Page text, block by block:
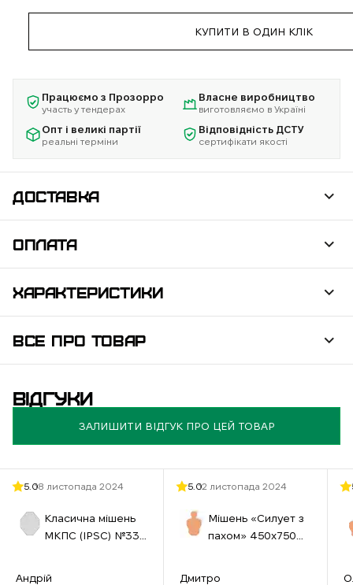
Працюємо з Прозорро
участь у тендерах
Власне виробництво
виготовляємо в Україні
Опт і великі партії
реальні терміни
Відповідність ДСТУ
сертифікати якості
ДОСТАВКА
ОПЛАТА
ХАРАКТЕРИСТИКИ
ВСЕ ПРО ТОВАР
КУПИТИ В ОДИН КЛІК
ВІДГУКИ
ЗАЛИШИТИ ВІДГУК ПРО ЦЕЙ ТОВАР
5.018 листопада 2024
Класична мішень
МКПС (IPSС) №33
Андрій
5.012 листопада 2024
Мішень «Силует з
пахом» 450х750
Дмитро